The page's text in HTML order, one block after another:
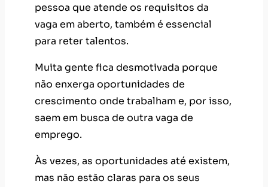
pessoa que atende os requisitos da
vaga em aberto, também é essencial
para reter talentos.
Muita gente fica desmotivada porque
não enxerga oportunidades de
crescimento onde trabalham e, por isso,
saem em busca de outra vaga de
emprego.
Às vezes, as oportunidades até existem,
mas não estão claras para os seus